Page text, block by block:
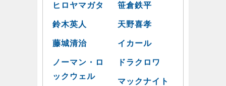
ヒロヤマガタ 笹倉鉄平
鈴木英人 天野喜孝
藤城清治 イカール
ノーマン・ロ
ックウェル
ドラクロワ
マックナイト